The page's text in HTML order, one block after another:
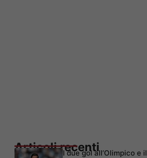
Articoli recentiI due gol all’Olimpico e il